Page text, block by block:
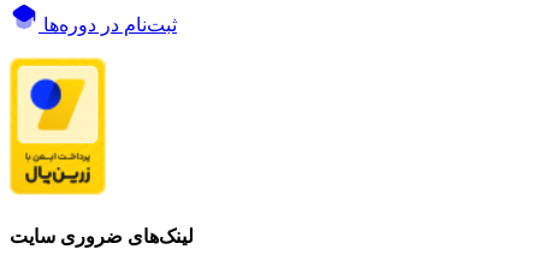
ثبت‌نام در دوره‌ها
لینک‌های ضروری سایت